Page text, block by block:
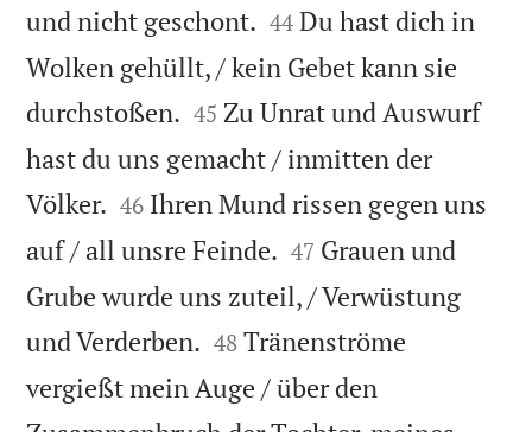
und nicht geschont. 

44 Du hast dich in
Wolken gehüllt, / kein Gebet kann sie
durchstoßen. 

45 Zu Unrat und Auswurf
hast du uns gemacht / inmitten der
Völker. 

46 Ihren Mund rissen gegen uns
auf / all unsre Feinde. 

47 Grauen und
Grube wurde uns zuteil, / Verwüstung
und Verderben. 

48 Tränenströme
vergießt mein Auge / über den